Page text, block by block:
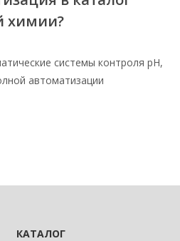
химии?
системы контроля pH,
автоматизации
КАТАЛОГ